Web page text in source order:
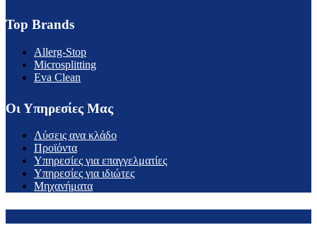
Top Brands
Allerg-Stop
Microsplitting
Eva Clean
Οι Υπηρεσίες Μας
Λύσεις ανα κλάδο
Προϊόντα
Υπηρεσίες για επαγγελματίες
Υπηρεσίες για ιδιώτες
Μηχανήματα